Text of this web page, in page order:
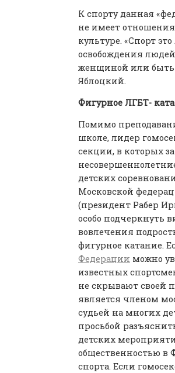
К спорту данная
не имеет
культуре. «Спорт
освобождения
женщиной или быть
Яблоцкий.
Фигурное ЛГБТ-
Помимо
школе, лидер
секции, в которых
детских
Московской
(президент Рабер
особо подчеркнуть
вовлечения
фигурное катание.
Федерации можно
известных
не скрывают своей
является членом
судьей на многих
просьбой
детских
общественностью в
спорта. Если